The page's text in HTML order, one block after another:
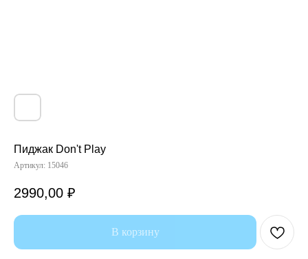
Пиджак Don't Play
Артикул: 15046
2990,00 ₽
В корзину